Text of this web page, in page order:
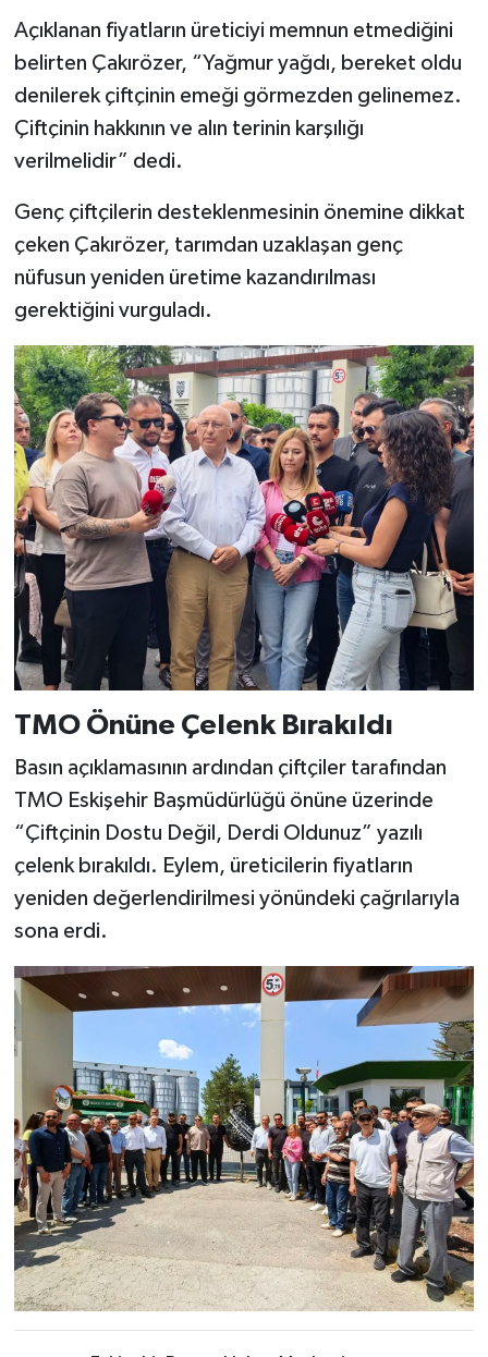
Açıklanan fiyatların üreticiyi memnun etmediğini
belirten Çakırözer, “Yağmur yağdı, bereket oldu
denilerek çiftçinin emeği görmezden gelinemez.
Çiftçinin hakkının ve alın terinin karşılığı
verilmelidir” dedi.
Genç çiftçilerin desteklenmesinin önemine dikkat
çeken Çakırözer, tarımdan uzaklaşan genç
nüfusun yeniden üretime kazandırılması
gerektiğini vurguladı.
TMO Önüne Çelenk Bırakıldı
Basın açıklamasının ardından çiftçiler tarafından
TMO Eskişehir Başmüdürlüğü önüne üzerinde
“Çiftçinin Dostu Değil, Derdi Oldunuz” yazılı
çelenk bırakıldı. Eylem, üreticilerin fiyatların
yeniden değerlendirilmesi yönündeki çağrılarıyla
sona erdi.